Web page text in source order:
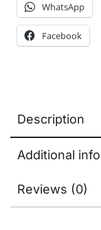
WhatsApp
Facebook
Description
Additional
Reviews (0)